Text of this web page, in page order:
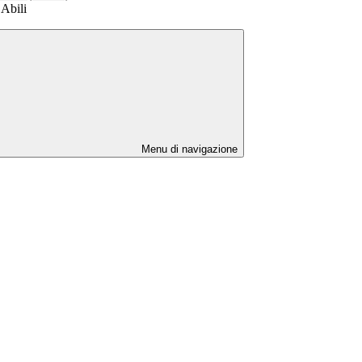
Abili
Menu di navigazione